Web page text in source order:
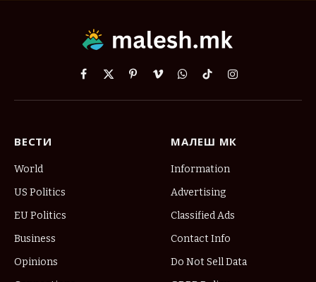
Facebook
X
PinterestVimeoWhatsApp
TikTokInstagram
ВЕСТИ
World
US Politics
EU Politics
Business
Opinions
МАЛЕШ МК
Information
Advertising
Classified Ads
Contact Info
Do Not Sell Data